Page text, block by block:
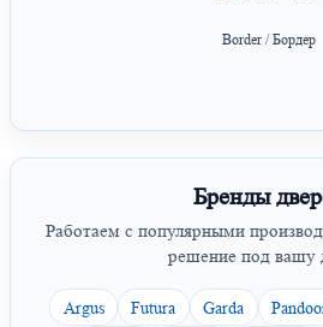
Border / Бордер
Бренды
Работаем с популярными
решение под вашу
Argus Futura Garda